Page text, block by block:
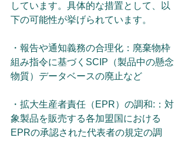
しています。具体的な措置として、以
下の可能性が挙げられています。
・報告や通知義務の合理化：廃棄物枠
組み指令に基づくSCIP（製品中の懸念
物質）データベースの廃止など
・拡大生産者責任（EPR）の調和:：対
象製品を販売する各加盟国における
EPRの承認された代表者の規定の調